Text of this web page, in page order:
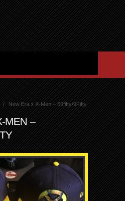
New Era x X-Men – 59fifty/9Fifty
MEN –